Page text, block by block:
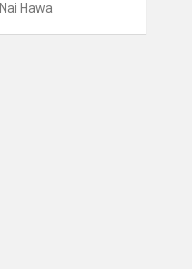
Nai Hawa